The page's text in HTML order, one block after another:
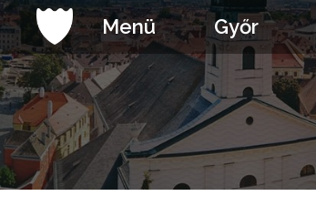
Ugrás
a
tartalomhoz
Menü Győr